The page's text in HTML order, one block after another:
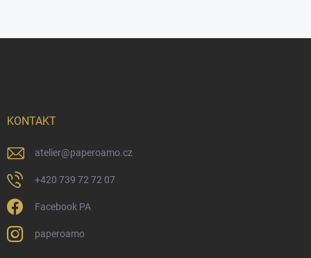
KONTAKT
atelier@paperoamo.cz
+420 739 72 72 07
Facebook PA
paperoamo